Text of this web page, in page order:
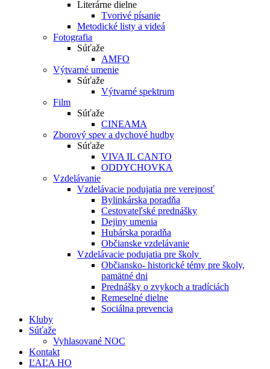
Literárne dielne
Tvorivé písanie
Metodické listy a videá
Fotografia
Súťaže
AMFO
Výtvarné umenie
Súťaže
Výtvarné spektrum
Film
Súťaže
CINEAMA
Zborový spev a dychové hudby
Súťaže
VIVA IL CANTO
ODDYCHOVKA
Vzdelávanie
Vzdelávacie podujatia pre verejnosť
Bylinkárska poradňa
Cestovateľské prednášky
Dejiny umenia
Hubárska poradňa
Občianske vzdelávanie
Vzdelávacie podujatia pre školy
Občiansko- historické témy pre školy,
pamätné dni
Prednášky o zvykoch a tradíciách
Remeselné dielne
Sociálna prevencia
Kluby
Súťaže
Vyhlasované NOC
Kontakt
ĽAĽA HO